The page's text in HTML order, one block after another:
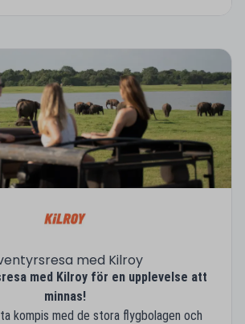
med Kilroy
med Kilroy för en upplevelse att
minnas!
kompis med de stora flygbolagen och